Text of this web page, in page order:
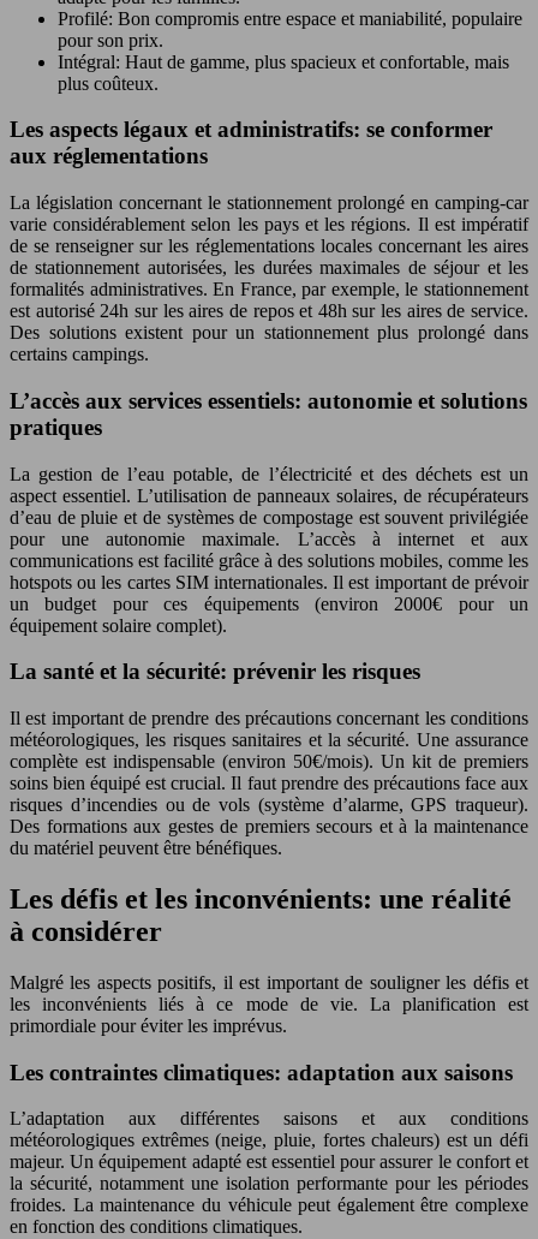
Profilé: Bon compromis entre espace et maniabilité, populaire
pour son prix.
Intégral: Haut de gamme, plus spacieux et confortable, mais
plus coûteux.
Les aspects légaux et administratifs: se conformer
aux réglementations
La législation concernant le stationnement prolongé en camping-car
varie considérablement selon les pays et les régions. Il est impératif
de se renseigner sur les réglementations locales concernant les aires
de stationnement autorisées, les durées maximales de séjour et les
formalités administratives. En France, par exemple, le stationnement
est autorisé 24h sur les aires de repos et 48h sur les aires de service.
Des solutions existent pour un stationnement plus prolongé dans
certains campings.
L’accès aux services essentiels: autonomie et solutions
pratiques
La gestion de l’eau potable, de l’électricité et des déchets est un
aspect essentiel. L’utilisation de panneaux solaires, de récupérateurs
d’eau de pluie et de systèmes de compostage est souvent privilégiée
pour une autonomie maximale. L’accès à internet et aux
communications est facilité grâce à des solutions mobiles, comme les
hotspots ou les cartes SIM internationales. Il est important de prévoir
un budget pour ces équipements (environ 2000€ pour un
équipement solaire complet).
La santé et la sécurité: prévenir les risques
Il est important de prendre des précautions concernant les conditions
météorologiques, les risques sanitaires et la sécurité. Une assurance
complète est indispensable (environ 50€/mois). Un kit de premiers
soins bien équipé est crucial. Il faut prendre des précautions face aux
risques d’incendies ou de vols (système d’alarme, GPS traqueur).
Des formations aux gestes de premiers secours et à la maintenance
du matériel peuvent être bénéfiques.
Les défis et les inconvénients: une réalité
à considérer
Malgré les aspects positifs, il est important de souligner les défis et
les inconvénients liés à ce mode de vie. La planification est
primordiale pour éviter les imprévus.
Les contraintes climatiques: adaptation aux saisons
L’adaptation aux différentes saisons et aux conditions
météorologiques extrêmes (neige, pluie, fortes chaleurs) est un défi
majeur. Un équipement adapté est essentiel pour assurer le confort et
la sécurité, notamment une isolation performante pour les périodes
froides. La maintenance du véhicule peut également être complexe
en fonction des conditions climatiques.